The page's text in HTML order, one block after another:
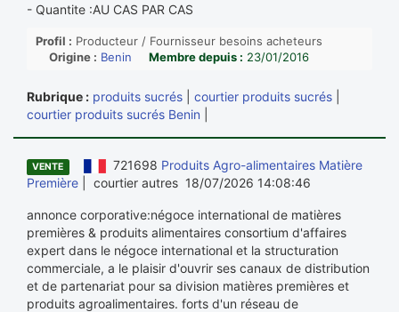
- Quantite :AU CAS PAR CAS
Profil : Producteur / Fournisseur besoins acheteurs
Origine : Benin Membre depuis : 23/01/2016
Rubrique : produits sucrés courtier produits sucrés
courtier produits sucrés Benin
VENTE 721698 Produits Agro-alimentaires Matière
Première | courtier autres 18/07/2026 14:08:46
annonce corporative:négoce international de matières
premières & produits alimentaires consortium d'affaires
expert dans le négoce international et la structuration
commerciale, a le plaisir d'ouvrir ses canaux de distribution
et de partenariat pour sa division matières premières et
produits agroalimentaires. forts d'un réseau de